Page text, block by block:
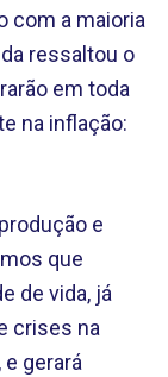
com a maioria
ressaltou o
em toda
na inflação:
e
que
de vida, já
crises na
gerará